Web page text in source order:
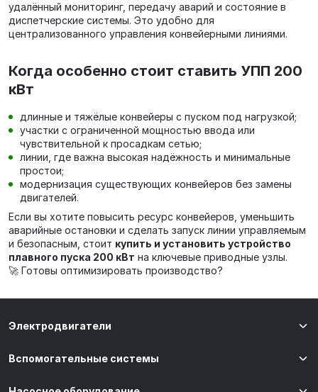
удалённый мониторинг, передачу аварий и состояние в
диспетчерские системы. Это удобно для
централизованного управления конвейерными линиями.
Когда особенно стоит ставить УПП 200
кВт
длинные и тяжёлые конвейеры с пуском под нагрузкой;
участки с ограниченной мощностью ввода или
чувствительной к просадкам сетью;
линии, где важна высокая надёжность и минимальные
простои;
модернизация существующих конвейеров без замены
двигателей.
Если вы хотите повысить ресурс конвейеров, уменьшить
аварийные остановки и сделать запуск линии управляемым
и безопасным, стоит купить и установить устройство
плавного пуска 200 кВт на ключевые приводные узлы.
🚀 Готовы оптимизировать производство?
Электродвигатели
Вспомогательные системы